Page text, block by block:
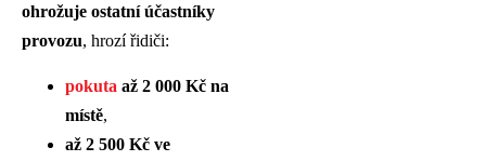
ohrožuje ostatní účastníky
provozu, hrozí řidiči:
pokuta až 2 000 Kč na
místě,
až 2 500 Kč ve